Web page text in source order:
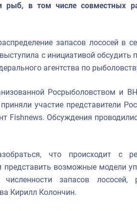
рыб, в том числе совместных
запасов лососей в
с инициативой
агентства по
Росрыболовством и
участие представители
Fishnews. Обсуждения
что происходит с
возможные модели
запасов лососей,
Кирилл Колончин.